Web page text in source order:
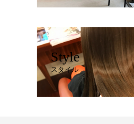
Style
スタイル